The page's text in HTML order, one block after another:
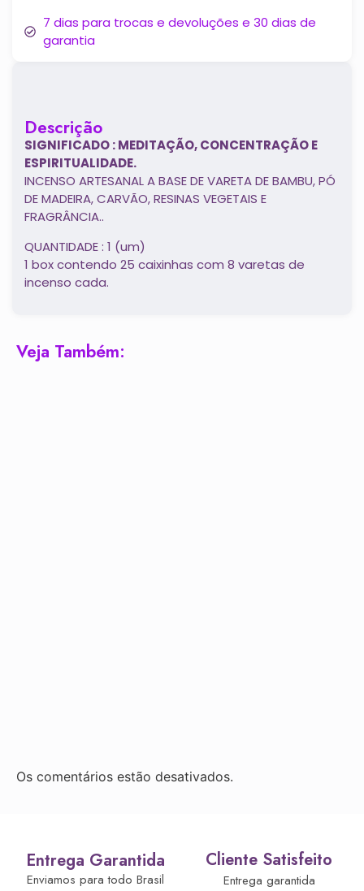
Descrição
SIGNIFICADO : MEDITAÇÃO, CONCENTRAÇÃO E
ESPIRITUALIDADE.
INCENSO ARTESANAL A BASE DE VARETA DE BAMBU, PÓ
DE MADEIRA, CARVÃO, RESINAS VEGETAIS E
FRAGRÂNCIA..
QUANTIDADE : 1 (um)
1 box contendo 25 caixinhas com 8 varetas de
incenso cada.
7 dias para trocas e devoluções e 30 dias de
garantia
Veja Também:
Os comentários estão desativados.
Entrega Garantida
Enviamos para todo Brasil
Cliente Satisfeito
Entrega garantida